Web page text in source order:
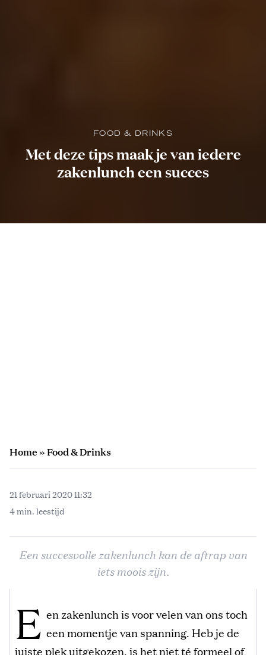
FOOD & DRINKS
Met deze tips maak je van iedere
zakenlunch een succes
Home»Food & Drinks
21 februari 2020 11:32
4 min. leestijd
Een succesvolle zakenlunch kan de aftrap van
iets moois zijn.
E en zakenlunch is voor velen van ons toch
een momentje van spanning. Heb je de
juiste plek uitgekozen, is het niet té formeel of